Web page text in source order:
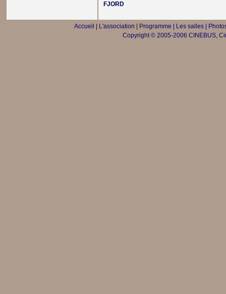
FJORD
Accueil L'association Programme Les salles|
Copyright © 2005-2006 CINEBUS,